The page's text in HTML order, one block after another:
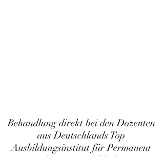
Behandlung direkt bei den Dozenten
aus Deutschlands Top
Ausbildungsinstitut für Permanent